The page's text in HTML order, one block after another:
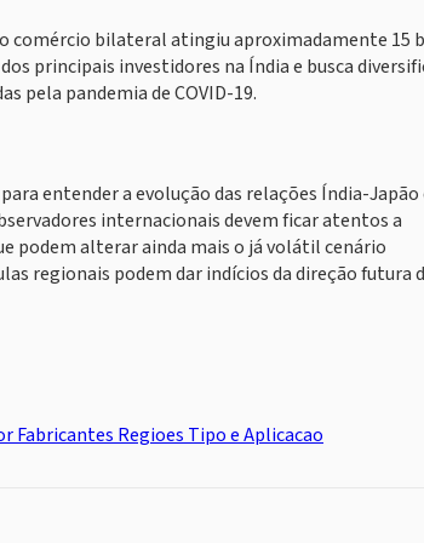
comércio bilateral atingiu aproximadamente 15
principais investidores na Índia e busca
pela pandemia de COVID-19.
entender a evolução das relações Índia-Japão
internacionais devem ficar atentos a
podem alterar ainda mais o já volátil cenário
regionais podem dar indícios da direção futura
Fabricantes Regioes Tipo e Aplicacao